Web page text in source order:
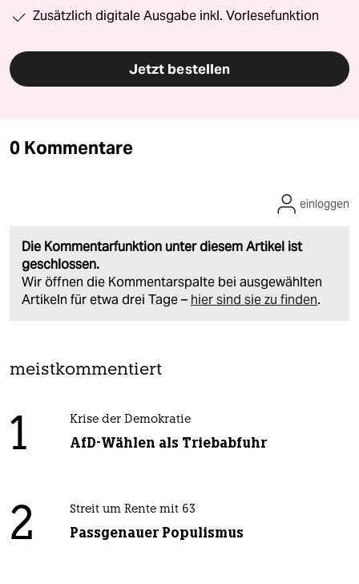
Zusätzlich digitale Ausgabe inkl. Vorlesefunktion
Jetzt bestellen
0 Kommentare
Die Kommentarfunktion unter diesem Artikel ist
geschlossen.
Wir öffnen die Kommentarspalte bei ausgewählten
Artikeln für etwa drei Tage – hier sind sie zu finden.
einloggen
meistkommentiert
1 Krise der Demokratie
AfD-Wählen als Triebabfuhr
2 Streit um Rente mit 63
Passgenauer Populismus